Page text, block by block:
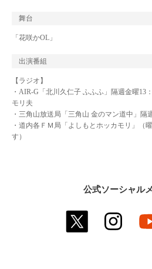
舞台
「花咲かOL」
出演番組
【ラジオ】
・AIR-G「北川久仁子 ふふふ」隔週金曜
モリ夫
・三角山放送局「三角山 金のマン道中」隔
・道内各ＦＭ局「よしもとホッカモリ」（
す）
公式ソーシャル
twitter